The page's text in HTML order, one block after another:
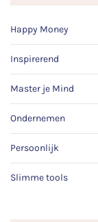
Happy Money
Inspirerend
Master je Mind
Ondernemen
Persoonlijk
Slimme tools